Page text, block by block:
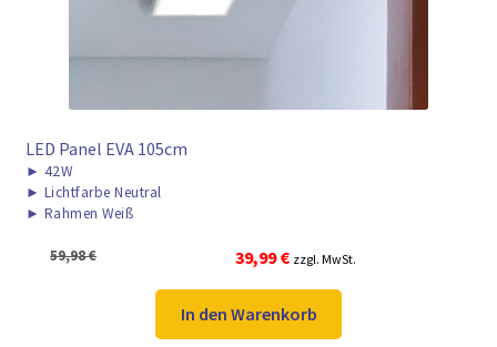
LED Panel EVA 105cm
► 42W
► Lichtfarbe Neutral
► Rahmen Weiß
59,98€
Ursprünglicher
Preis
war:
59,98 €
39,99€Aktueller
Preis
ist:
39,99 €.
zzgl. MwSt.
In den Warenkorb